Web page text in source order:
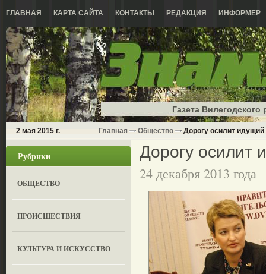
ГЛАВНАЯ КАРТА САЙТА КОНТАКТЫ РЕДАКЦИЯ ИНФОРМЕР
Газета
2 мая 2015 г. Главная Общество Дорогу осилит идущий
Рубрики
ОБЩЕСТВО
ПРОИСШЕСТВИЯ
КУЛЬТУРА И ИСКУССТВО
Дорогу осилит
24 декабря 2013 года